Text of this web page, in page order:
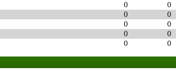
0 0
0 0
0 0
0 0
0 0